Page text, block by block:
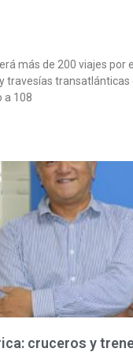
más de 200 viajes por
travesías
a 108
cruceros y